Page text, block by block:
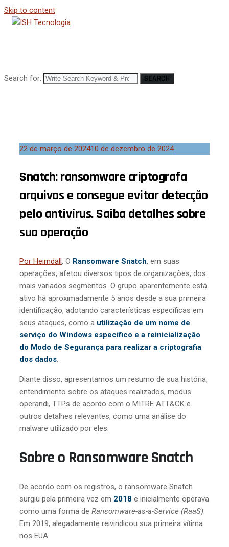
Skip to content
Search for: SEARCH
22 de março de 202410 de dezembro de 2024
Snatch: ransomware criptografa
arquivos e consegue evitar detecção
pelo antivírus. Saiba detalhes sobre
sua operação
Por Heimdall: O Ransomware Snatch, em suas
operações, afetou diversos tipos de organizações, dos
mais variados segmentos. O grupo aparentemente está
ativo há aproximadamente 5 anos desde a sua primeira
identificação, adotando características específicas em
seus ataques, como a utilização de um nome de
serviço do Windows específico e a reinicialização
do Modo de Segurança para realizar a criptografia
dos dados.
Diante disso, apresentamos um resumo de sua história,
entendimento sobre os ataques realizados, modus
operandi, TTPs de acordo com o MITRE ATT&CK e
outros detalhes relevantes, como uma análise do
malware utilizado por eles.
Sobre o Ransomware Snatch
De acordo com os registros, o ransomware Snatch
surgiu pela primeira vez em 2018 e inicialmente operava
como uma forma de Ransomware-as-a-Service (RaaS).
Em 2019, alegadamente reivindicou sua primeira vítima
nos EUA.